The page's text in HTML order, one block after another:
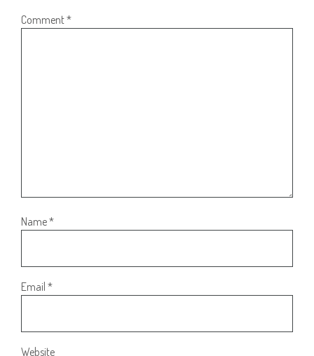
Comment*
Name*
Email *
Website